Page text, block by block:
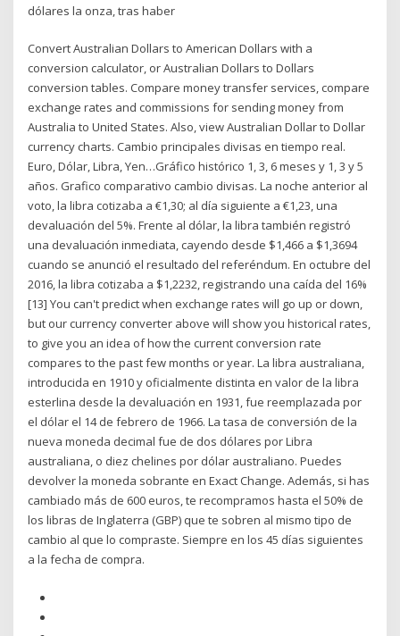
dólares la onza, tras haber
Convert Australian Dollars to American Dollars with a
conversion calculator, or Australian Dollars to Dollars
conversion tables. Compare money transfer services, compare
exchange rates and commissions for sending money from
Australia to United States. Also, view Australian Dollar to Dollar
currency charts. Cambio principales divisas en tiempo real.
Euro, Dólar, Libra, Yen…Gráfico histórico 1, 3, 6 meses y 1, 3 y 5
años. Grafico comparativo cambio divisas. La noche anterior al
voto, la libra cotizaba a €1,30; al día siguiente a €1,23, una
devaluación del 5%. Frente al dólar, la libra también registró
una devaluación inmediata, cayendo desde $1,466 a $1,3694
cuando se anunció el resultado del referéndum. En octubre del
2016, la libra cotizaba a $1,2232, registrando una caída del 16%
[13] You can't predict when exchange rates will go up or down,
but our currency converter above will show you historical rates,
to give you an idea of how the current conversion rate
compares to the past few months or year. La libra australiana,
introducida en 1910 y oficialmente distinta en valor de la libra
esterlina desde la devaluación en 1931, fue reemplazada por
el dólar el 14 de febrero de 1966. La tasa de conversión de la
nueva moneda decimal fue de dos dólares por Libra
australiana, o diez chelines por dólar australiano. Puedes
devolver la moneda sobrante en Exact Change. Además, si has
cambiado más de 600 euros, te recompramos hasta el 50% de
los libras de Inglaterra (GBP) que te sobren al mismo tipo de
cambio al que lo compraste. Siempre en los 45 días siguientes
a la fecha de compra.